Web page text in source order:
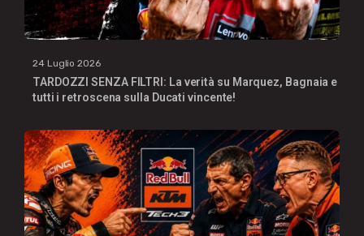
24 Luglio 2026
TARDOZZI SENZA FILTRI: La verità su Marquez, Bagnaia e
tutti i retroscena sulla Ducati vincente!